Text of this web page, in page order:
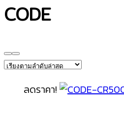
CODE
ลดราคา!